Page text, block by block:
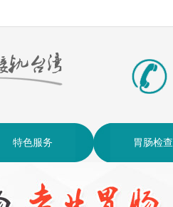
特色服务 胃肠检查